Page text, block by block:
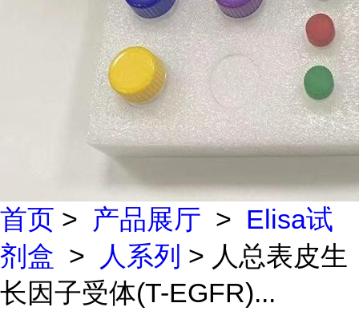
首页 > 产品展厅 > Elisa试
剂盒 > 人系列 > 人总表皮生
长因子受体(T-EGFR)...